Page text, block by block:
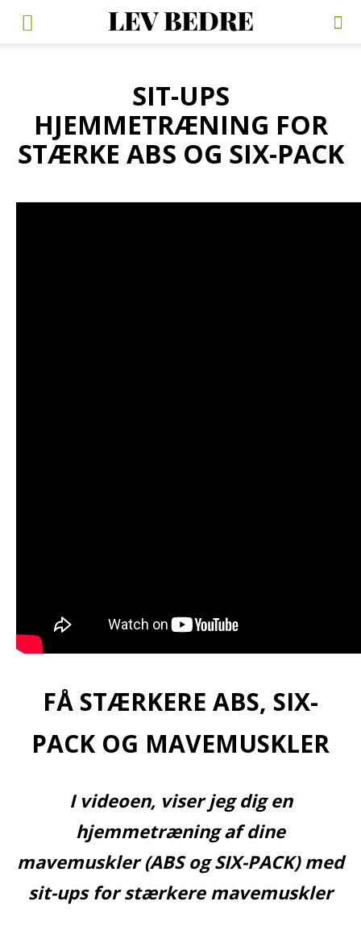
SIT-UPS
HJEMMETRÆNING FOR
STÆRKE ABS OG SIX-PACK
FÅ STÆRKERE ABS, SIX-
PACK OG MAVEMUSKLER
I videoen, viser jeg dig en
hjemmetræning af dine
mavemuskler (ABS og SIX-PACK) med
sit-ups for stærkere mavemuskler